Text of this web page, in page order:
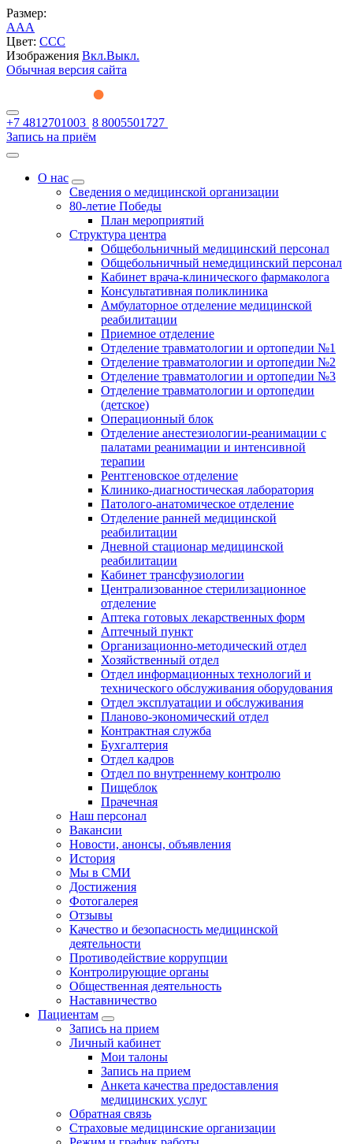
Размер:
AAA
Цвет: CCC
Изображения Вкл.Выкл.
Обычная версия сайта
+7 4812701003 8 8005501727
Запись на приём
О нас
Сведения о медицинской организации
80-летие Победы
План мероприятий
Структура центра
Общебольничный медицинский персонал
Общебольничный немедицинский персонал
Кабинет врача-клинического фармаколога
Консультативная поликлиника
Амбулаторное отделение медицинской
реабилитации
Приемное отделение
Отделение травматологии и ортопедии №1
Отделение травматологии и ортопедии №2
Отделение травматологии и ортопедии №3
Отделение травматологии и ортопедии
(детское)
Операционный блок
Отделение анестезиологии-реанимации с
палатами реанимации и интенсивной
терапии
Рентгеновское отделение
Клинико-диагностическая лаборатория
Патолого-анатомическое отделение
Отделение ранней медицинской
реабилитации
Дневной стационар медицинской
реабилитации
Кабинет трансфузиологии
Централизованное стерилизационное
отделение
Аптека готовых лекарственных форм
Аптечный пункт
Организационно-методический отдел
Хозяйственный отдел
Отдел информационных технологий и
технического обслуживания оборудования
Отдел эксплуатации и обслуживания
Планово-экономический отдел
Контрактная служба
Бухгалтерия
Отдел кадров
Отдел по внутреннему контролю
Пищеблок
Прачечная
Наш персонал
Вакансии
Новости, анонсы, объявления
История
Мы в СМИ
Достижения
Фотогалерея
Отзывы
Качество и безопасность медицинской
деятельности
Противодействие коррупции
Контролирующие органы
Общественная деятельность
Наставничество
Пациентам
Запись на прием
Личный кабинет
Мои талоны
Запись на прием
Анкета качества предоставления
медицинских услуг
Обратная связь
Страховые медицинские организации